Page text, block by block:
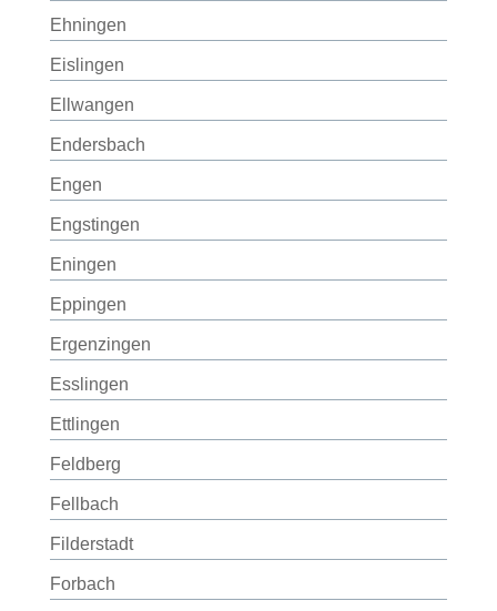
Ehningen
Eislingen
Ellwangen
Endersbach
Engen
Engstingen
Eningen
Eppingen
Ergenzingen
Esslingen
Ettlingen
Feldberg
Fellbach
Filderstadt
Forbach